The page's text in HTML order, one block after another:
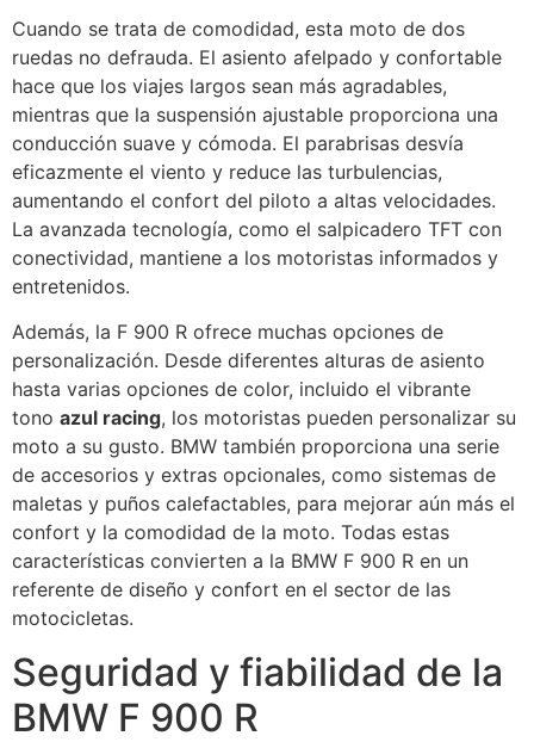
Cuando se trata de comodidad, esta moto de dos
ruedas no defrauda. El asiento afelpado y confortable
hace que los viajes largos sean más agradables,
mientras que la suspensión ajustable proporciona una
conducción suave y cómoda. El parabrisas desvía
eficazmente el viento y reduce las turbulencias,
aumentando el confort del piloto a altas velocidades.
La avanzada tecnología, como el salpicadero TFT con
conectividad, mantiene a los motoristas informados y
entretenidos.
Además, la F 900 R ofrece muchas opciones de
personalización. Desde diferentes alturas de asiento
hasta varias opciones de color, incluido el vibrante
tono azul racing, los motoristas pueden personalizar su
moto a su gusto. BMW también proporciona una serie
de accesorios y extras opcionales, como sistemas de
maletas y puños calefactables, para mejorar aún más el
confort y la comodidad de la moto. Todas estas
características convierten a la BMW F 900 R en un
referente de diseño y confort en el sector de las
motocicletas.
Seguridad y fiabilidad de la
BMW F 900 R